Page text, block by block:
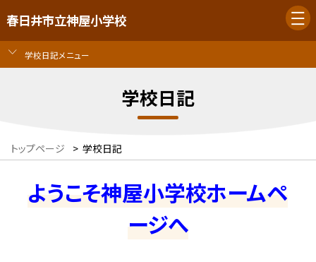
春日井市立神屋小学校
学校日記メニュー
学校日記
トップページ > 学校日記
ようこそ神屋小学校ホームペ
ージへ